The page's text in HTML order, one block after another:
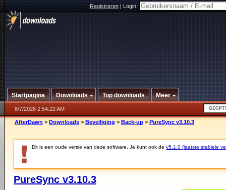
Registreren|Login:
Startpagina Downloads Top downloads Meer
8/7/2026 2:54:22 AM
AfterDawn > Downloads > Beveiliging > Back-up > PureSync v3.10.3
Dit is een oude versie van deze software. Je kunt ook de v5.1.0 (laatste stabiele
PureSync v3.10.3